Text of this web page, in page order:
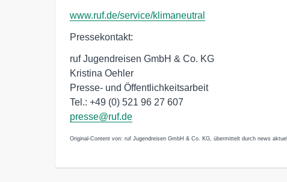
www.ruf.de/service/klimaneutral
Pressekontakt:
ruf Jugendreisen GmbH & Co. KG
Kristina Oehler
Presse- und Öffentlichkeitsarbeit
Tel.: +49 (0) 521 96 27 607
presse@ruf.de
Original-Content von: ruf Jugendreisen GmbH & Co. KG, übermittelt durch news aktuell